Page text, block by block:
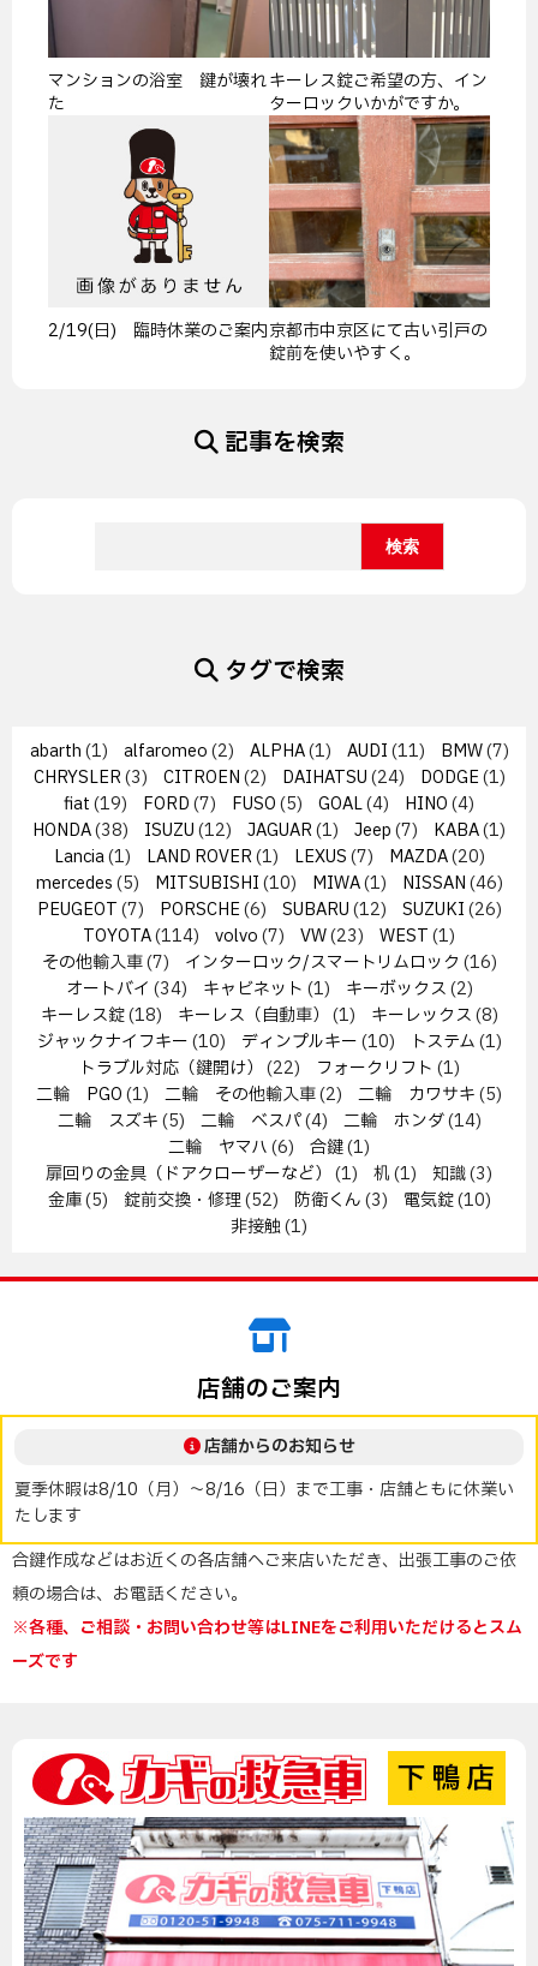
マンションの浴室 鍵が壊れ
た
キーレス錠ご希望の方、イン
ターロックいかがですか。
2/19(日) 臨時休業のご案内京都市中京区にて古い引戸の
錠前を使いやすく。
記事を検索
タグで検索
abarth(1) alfaromeo(2) ALPHA(1) AUDI(11) BMW(7)
CHRYSLER(3) CITROEN(2) DAIHATSU(24) DODGE(1)
fiat(19) FORD(7) FUSO(5) GOAL(4) HINO(4)
HONDA(38) ISUZU(12) JAGUAR(1) Jeep(7) KABA(1)
Lancia(1) LAND ROVER(1) LEXUS(7) MAZDA(20)
mercedes(5) MITSUBISHI(10) MIWA(1) NISSAN(46)
PEUGEOT(7) PORSCHE(6) SUBARU(12) SUZUKI(26)
TOYOTA(114) volvo(7) VW(23) WEST(1)
その他輸入車(7) インターロック/スマートリムロック (16)
オートバイ (34) キャビネット (1) キーボックス(2)
キーレス錠(18) キーレス（自動車） (1) キーレックス(8)
ジャックナイフキー(10) ディンプルキー(10) トステム(1)
トラブル対応（鍵開け） (22) フォークリフト (1)
二輪 PGO(1) 二輪 その他輸入車(2) 二輪 カワサキ(5)
二輪 スズキ(5) 二輪 ベスパ(4) 二輪 ホンダ(14)
二輪 ヤマハ(6) 合鍵(1)
扉回りの金具（ドアクローザーなど） (1) 机(1) 知識(3)
金庫(5) 錠前交換・修理(52) 防衛くん(3) 電気錠(10)
非接触(1)
店舗のご案内
店舗からのお知らせ
夏季休暇は8/10（月）～8/16（日）まで工事・店舗ともに休業い
たします
合鍵作成などはお近くの各店舗へご来店いただき、出張工事のご依
頼の場合は、お電話ください。
※各種、ご相談・お問い合わせ等はLINEをご利用いただけるとスム
ーズです